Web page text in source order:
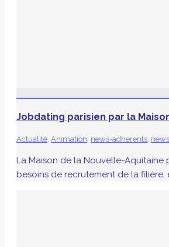
Jobdating parisien par la
Actualité Animation news-adherents
La Maison de la Nouvelle-Aquitaine
besoins de recrutement de la